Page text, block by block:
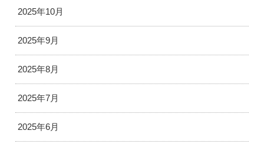
2025年10月
2025年9月
2025年8月
2025年7月
2025年6月